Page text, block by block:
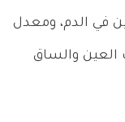
في الدم، ومعدل
والساق